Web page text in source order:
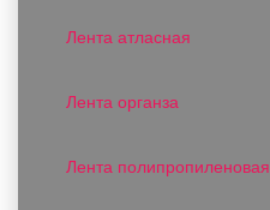
Лента атласная
Лента органза
Лента полипропиленовая